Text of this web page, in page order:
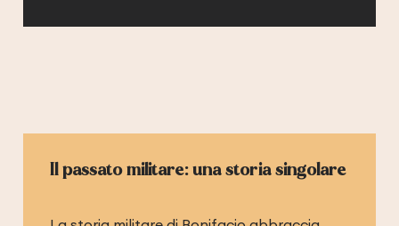
Il passato militare: una storia singolare